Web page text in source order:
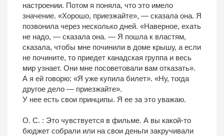
настроении. Потом я поняла, что это имело
значение. «Хорошо, приезжайте», — сказала она. Я
позвонила через несколько дней. «Наверное, ехать
не надо, — сказала она. — Я пошла к властям,
сказала, чтобы мне починили в доме крышу, а если
не почините, то приедет канадская группа и весь
мир узнает. Они мне посоветовали вам отказать».
А я ей говорю: «Я уже купила билет». «Ну, тогда
другое дело — приезжайте».
У нее есть свои принципы. Я ее за это уважаю.
О. С. : Это чувствуется в фильме. А вы какой-то
бюджет собрали или на свои деньги закручивали